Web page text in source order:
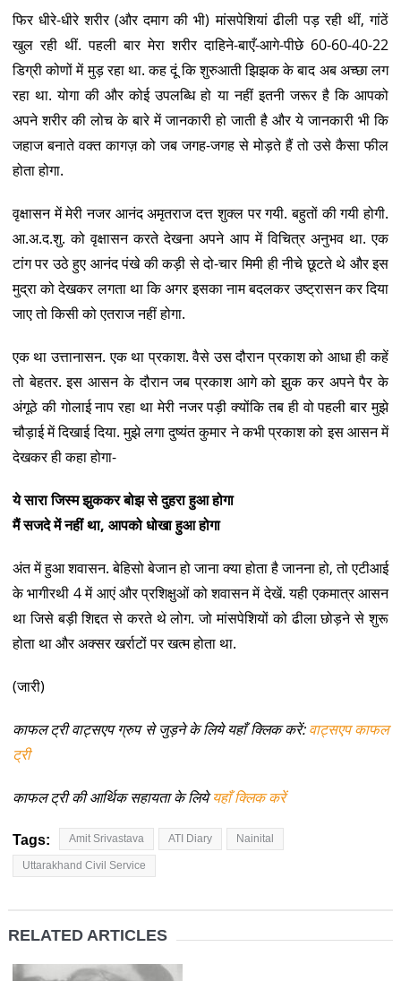
फिर धीरे-धीरे शरीर (और दमाग की भी) मांसपेशियां ढीली पड़ रही थीं, गांठें
खुल रही थीं. पहली बार मेरा शरीर दाहिने-बाएँ-आगे-पीछे 60-60-40-22
डिग्री कोणों में मुड़ रहा था. कह दूं कि शुरुआती झिझक के बाद अब अच्छा लग
रहा था. योगा की और कोई उपलब्धि हो या नहीं इतनी जरूर है कि आपको
अपने शरीर की लोच के बारे में जानकारी हो जाती है और ये जानकारी भी कि
जहाज बनाते वक्त कागज़ को जब जगह-जगह से मोड़ते हैं तो उसे कैसा फील
होता होगा.
वृक्षासन में मेरी नजर आनंद अमृतराज दत्त शुक्ल पर गयी. बहुतों की गयी होगी.
आ.अ.द.शु. को वृक्षासन करते देखना अपने आप में विचित्र अनुभव था. एक
टांग पर उठे हुए आनंद पंखे की कड़ी से दो-चार मिमी ही नीचे छूटते थे और इस
मुद्रा को देखकर लगता था कि अगर इसका नाम बदलकर उष्ट्रासन कर दिया
जाए तो किसी को एतराज नहीं होगा.
एक था उत्तानासन. एक था प्रकाश. वैसे उस दौरान प्रकाश को आधा ही कहें
तो बेहतर. इस आसन के दौरान जब प्रकाश आगे को झुक कर अपने पैर के
अंगूठे की गोलाई नाप रहा था मेरी नजर पड़ी क्योंकि तब ही वो पहली बार मुझे
चौड़ाई में दिखाई दिया. मुझे लगा दुष्यंत कुमार ने कभी प्रकाश को इस आसन में
देखकर ही कहा होगा-
ये सारा जिस्म झुककर बोझ से दुहरा हुआ होगा
मैं सजदे में नहीं था, आपको धोखा हुआ होगा
अंत में हुआ शवासन. बेहिसो बेजान हो जाना क्या होता है जानना हो, तो एटीआई
के भागीरथी 4 में आएं और प्रशिक्षुओं को शवासन में देखें. यही एकमात्र आसन
था जिसे बड़ी शिद्दत से करते थे लोग. जो मांसपेशियों को ढीला छोड़ने से शुरू
होता था और अक्सर खर्राटों पर खत्म होता था.
(जारी)
काफल ट्री वाट्सएप ग्रुप से जुड़ने के लिये यहाँ क्लिक करें:वाट्सएप काफल
ट्री
काफल ट्री की आर्थिक सहायता के लियेयहाँ क्लिक करें
Tags: Amit Srivastava ATI Diary Nainital
Uttarakhand Civil Service
RELATED ARTICLES